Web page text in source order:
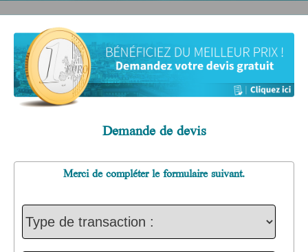
Demande de devis
Merci de compléter le formulaire suivant.